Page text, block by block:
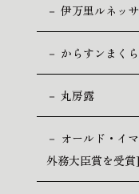
－ 伊万里ルネッ
－ からすンまくら
－ 丸房露
－ オールド・イ
外務大臣賞を受賞]